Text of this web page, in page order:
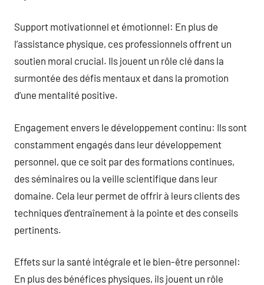
Support motivationnel et émotionnel: En plus de
l’assistance physique, ces professionnels offrent un
soutien moral crucial. Ils jouent un rôle clé dans la
surmontée des défis mentaux et dans la promotion
d’une mentalité positive.
Engagement envers le développement continu: Ils sont
constamment engagés dans leur développement
personnel, que ce soit par des formations continues,
des séminaires ou la veille scientifique dans leur
domaine. Cela leur permet de offrir à leurs clients des
techniques d’entraînement à la pointe et des conseils
pertinents.
Effets sur la santé intégrale et le bien-être personnel:
En plus des bénéfices physiques, ils jouent un rôle